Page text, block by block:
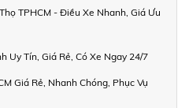
TPHCM - Điều Xe Nhanh, Giá Ưu
Uy Tín, Giá Rẻ, Có Xe Ngay 24/7
Giá Rẻ, Nhanh Chóng, Phục Vụ